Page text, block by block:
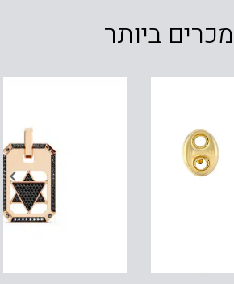
ביותר